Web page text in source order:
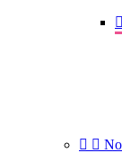

 